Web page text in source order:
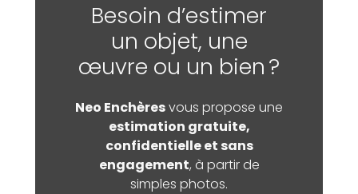
Besoin d’estimer
un objet, une
œuvre ou un bien ?
Neo Enchèresvous propose une
estimation gratuite,
confidentielle et sans
engagement, à partir de
simples photos.